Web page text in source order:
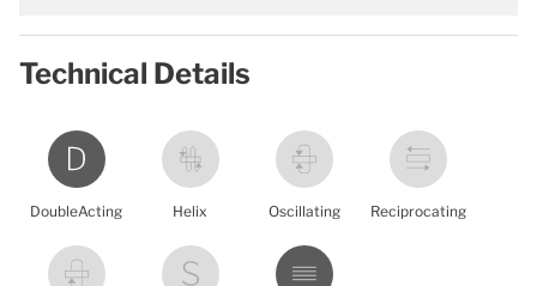
Technical Details
DoubleActing Helix Oscillating Reciprocating